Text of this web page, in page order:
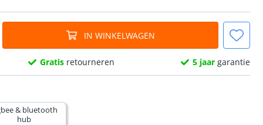
IN WINKELWAGEN
Gratis retourneren 5 jaargarantie
& bluetooth
hub